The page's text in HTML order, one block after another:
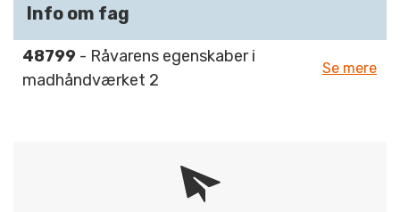
Info om fag
48799 - Råvarens egenskaber i
madhåndværket 2
Se mere